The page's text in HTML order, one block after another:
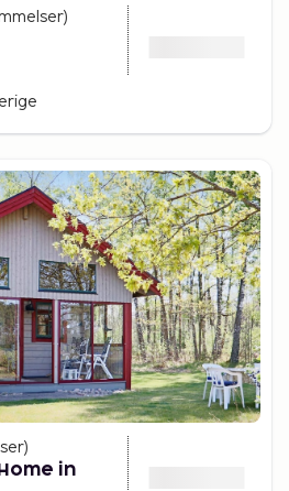
)
)
in